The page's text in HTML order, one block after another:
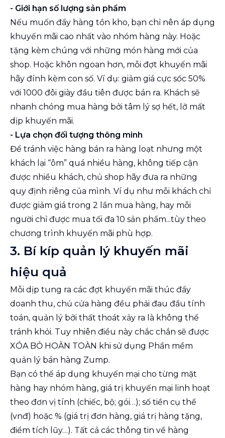
- Giới hạn số lượng sản phẩm
Nếu muốn đẩy hàng tồn kho, bạn chỉ nên áp dụng
khuyến mãi cao nhất vào nhóm hàng này. Hoặc
tặng kèm chúng với những món hàng mới của
shop. Hoặc khôn ngoan hơn, mỗi đợt khuyến mãi
hãy đính kèm con số. Ví dụ: giảm giá cực sốc 50%
với 1000 đôi giày đầu tiên được bán ra. Khách sẽ
nhanh chóng mua hàng bởi tâm lý sợ hết, lỡ mất
dịp khuyến mãi.
- Lựa chọn đối tượng thông minh
Để tránh việc hàng bán ra hàng loạt nhưng một
khách lại “ôm” quá nhiều hàng, không tiếp cận
được nhiều khách, chủ shop hãy đưa ra những
quy định riêng của mình. Ví dụ như mỗi khách chỉ
được giảm giá trong 2 lần mua hàng, hay mỗi
người chỉ được mua tối đa 10 sản phẩm...tùy theo
chương trình khuyến mãi phù hợp.
3. Bí kíp quản lý khuyến mãi
hiệu quả
Mỗi dịp tung ra các đợt khuyến mãi thúc đẩy
doanh thu, chủ cửa hàng đều phải đau đầu tính
toán, quản lý bởi thất thoát xảy ra là không thể
tránh khỏi. Tuy nhiên điều này chắc chắn sẽ được
XÓA BỎ HOÀN TOÀN khi sử dụng Phần mềm
quản lý bán hàng Zump.
Bạn có thể áp dụng khuyến mại cho từng mặt
hàng hay nhóm hàng, giá trị khuyến mại linh hoạt
theo đơn vị tính (chiếc, bộ; gói…); số tiền cụ thể
(vnđ) hoặc % (giá trị đơn hàng, giá trị hàng tặng,
điểm tích lũy…). Tất cả các thông tin về hàng